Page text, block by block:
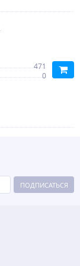
471
0
ПОДПИСАТЬСЯ